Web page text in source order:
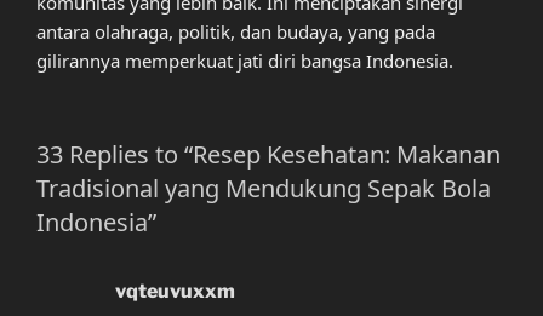
antara olahraga, politik, dan budaya, yang pada
gilirannya memperkuat jati diri bangsa Indonesia.
33 Replies to “Resep Kesehatan: Makanan
Tradisional yang Mendukung Sepak Bola
Indonesia”
vqteuvuxxm